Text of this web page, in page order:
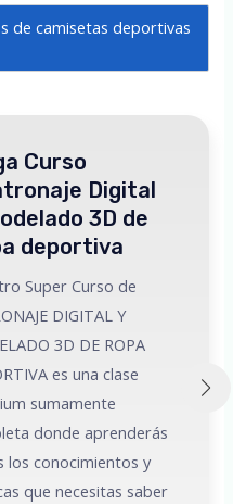
de camisetas deportivas
Curso
Digital
3D de
deportiva
Super Curso de
DIGITAL Y
3D DE ROPA
es una clase
sumamente
donde aprenderás
los conocimientos y
que necesitas saber